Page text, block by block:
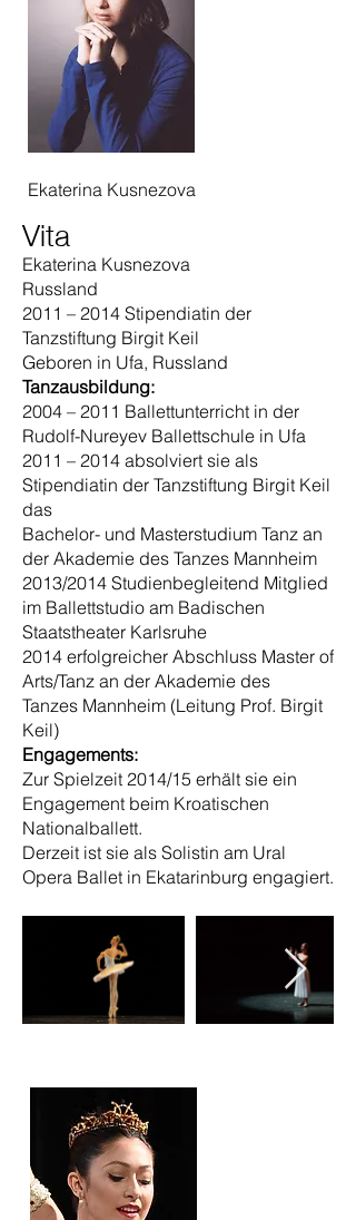
Ekaterina Kusnezova
Vita
Ekaterina Kusnezova
Russland
2011 – 2014 Stipendiatin der
Tanzstiftung Birgit Keil
Geboren in Ufa, Russland
Tanzausbildung:
2004 – 2011 Ballettunterricht in der
Rudolf-Nureyev Ballettschule in Ufa
2011 – 2014 absolviert sie als
Stipendiatin der Tanzstiftung Birgit Keil
das
Bachelor- und Masterstudium Tanz an
der Akademie des Tanzes Mannheim
2013/2014 Studienbegleitend Mitglied
im Ballettstudio am Badischen
Staatstheater Karlsruhe
2014 erfolgreicher Abschluss Master of
Arts/Tanz an der Akademie des
Tanzes Mannheim (Leitung Prof. Birgit
Keil)
Engagements:
Zur Spielzeit 2014/15 erhält sie ein
Engagement beim Kroatischen
Nationalballett.
Derzeit ist sie als Solistin am Ural
Opera Ballet in Ekatarinburg engagiert.